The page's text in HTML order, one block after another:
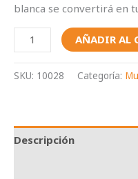
blanca se convertirá en
AÑADIR AL
SKU: 10028 Categoría:
Descripción